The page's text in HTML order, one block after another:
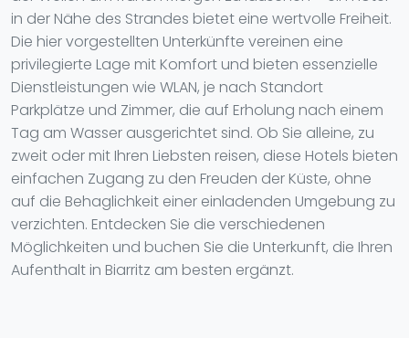
in der Nähe des Strandes bietet eine wertvolle Freiheit.
Die hier vorgestellten Unterkünfte vereinen eine
privilegierte Lage mit Komfort und bieten essenzielle
Dienstleistungen wie WLAN, je nach Standort
Parkplätze und Zimmer, die auf Erholung nach einem
Tag am Wasser ausgerichtet sind. Ob Sie alleine, zu
zweit oder mit Ihren Liebsten reisen, diese Hotels bieten
einfachen Zugang zu den Freuden der Küste, ohne
auf die Behaglichkeit einer einladenden Umgebung zu
verzichten. Entdecken Sie die verschiedenen
Möglichkeiten und buchen Sie die Unterkunft, die Ihren
Aufenthalt in Biarritz am besten ergänzt.